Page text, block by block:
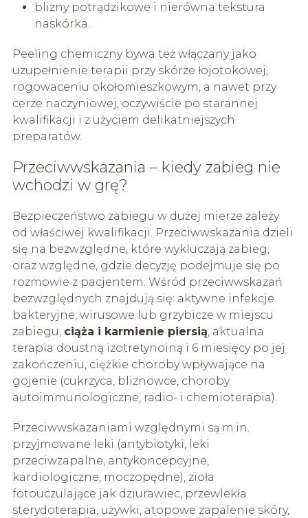
blizny potrądzikowe i nierówna tekstura
naskórka.
Peeling chemiczny bywa też włączany jako
uzupełnienie terapii przy skórze łojotokowej,
rogowaceniu okołomieszkowym, a nawet przy
cerze naczyniowej, oczywiście po starannej
kwalifikacji i z użyciem delikatniejszych
preparatów.
Przeciwwskazania – kiedy zabieg nie
wchodzi w grę?
Bezpieczeństwo zabiegu w dużej mierze zależy
od właściwej kwalifikacji. Przeciwwskazania dzieli
się na bezwzględne, które wykluczają zabieg,
oraz względne, gdzie decyzję podejmuje się po
rozmowie z pacjentem. Wśród przeciwwskazań
bezwzględnych znajdują się: aktywne infekcje
bakteryjne, wirusowe lub grzybicze w miejscu
zabiegu, ciąża i karmienie piersią, aktualna
terapia doustną izotretynoiną i 6 miesięcy po jej
zakończeniu, ciężkie choroby wpływające na
gojenie (cukrzyca, bliznowce, choroby
autoimmunologiczne, radio- i chemioterapia).
Przeciwwskazaniami względnymi są m.in.
przyjmowane leki (antybiotyki, leki
przeciwzapalne, antykoncepcyjne,
kardiologiczne, moczopędne), zioła
fotouczulające jak dziurawiec, przewlekła
sterydoterapia, używki, atopowe zapalenie skóry,